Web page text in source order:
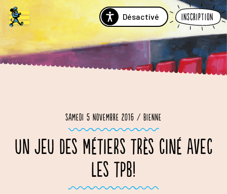
Désactivé Inscription
Samedi 5 novembre 2016 / Bienne
UN JEU DES MÉTIERS TRÈS CINÉ AVEC
LES TPB!